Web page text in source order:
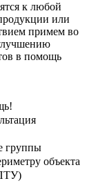
к любой
или
примем во
в помощь
группы
объекта